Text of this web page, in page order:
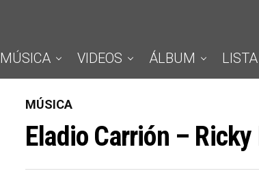
MÚSICA VIDEOS ÁLBUM
MÚSICA
Eladio Carrión – Ricky